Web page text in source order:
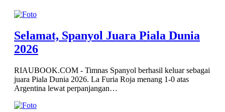
Selamat, Spanyol Juara Piala Dunia
2026
RIAUBOOK.COM - Timnas Spanyol berhasil keluar sebagai
juara Piala Dunia 2026. La Furia Roja menang 1-0 atas
Argentina lewat perpanjangan…